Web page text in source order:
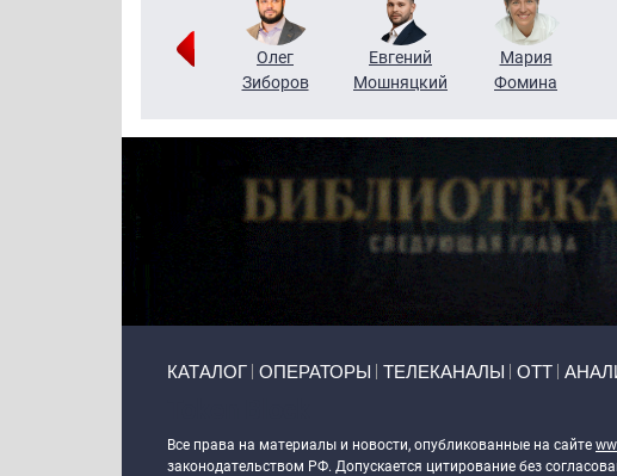
Григорий
Олег
Зиборов
Евгений
Мошняцкий
Мария
Фомина
КАТАЛОГ ОПЕРАТОРЫ ТЕЛЕКАНАЛЫ ОТТ
Все права на материалы и новости, опубликованные на сайте
законодательством РФ. Допускается цитирование без